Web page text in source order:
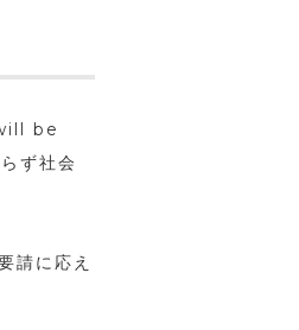
be
ず社会
請に応え